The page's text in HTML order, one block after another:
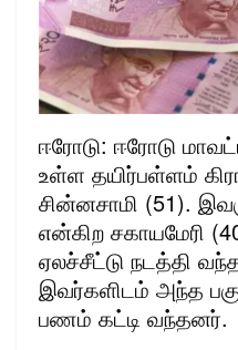
ஈரோடு: ஈரோடு
உள்ள தயிர்பள்ளம்
சின்னசாமி (51).
என்கிற சகாயமேரி
ஏலச்சீட்டு நடத்தி
இவர்களிடம் அந்த
பணம் கட்டி வந்தனர்.